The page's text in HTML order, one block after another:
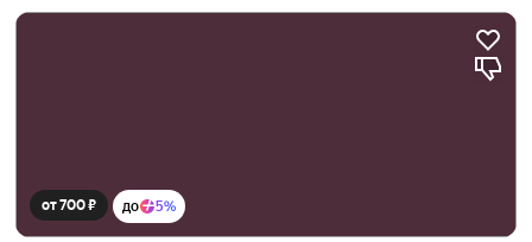
от 700 ₽ до 5%